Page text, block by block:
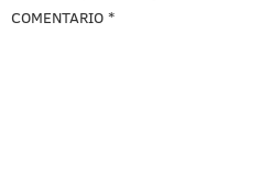
COMENTARIO *